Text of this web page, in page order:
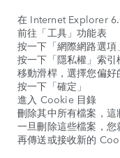
在 Internet Explorer
前往「工具」功能表
按一下「網際網路選項」
按一下「隱私權」索引
移動滑桿，選擇您偏好
按一下「確定」
進入 Cookie 目錄
刪除其中所有檔案，
一旦刪除這些檔案，
再傳送或接收新的